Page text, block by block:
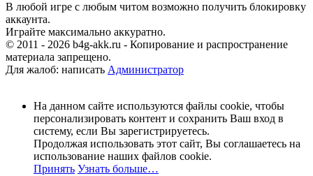
В любой игре с любым читом возможно получить блокировку
аккаунта.
Играйте максимально аккуратно.
© 2011 - 2026 b4g-akk.ru - Копирование и распространение
материала запрещено.
Для жалоб: написать Администратор
На данном сайте используются файлы cookie, чтобы
персонализировать контент и сохранить Ваш вход в
систему, если Вы зарегистрируетесь.
Продолжая использовать этот сайт, Вы соглашаетесь на
использование наших файлов cookie.
Принять Узнать больше…